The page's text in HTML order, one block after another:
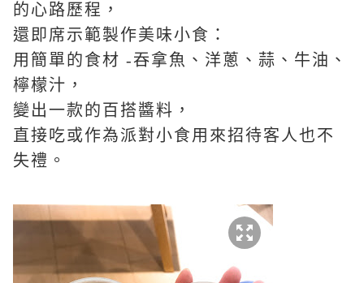
的心路歷程，
還即席示範製作美味小食：
用簡單的食材 -吞拿魚、洋蔥、蒜、牛油、
檸檬汁，
變出一款的百搭醬料，
直接吃或作為派對小食用來招待客人也不
失禮。